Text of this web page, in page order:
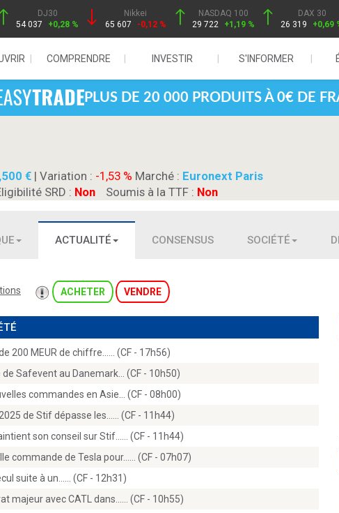
DJ30
54 037
+0,28 %
Nikkei
65 607
-0,12 %
NASDAQ 100
29 722
+1,19 %
DAX 30
26 319
+0,69
COMPRENDRE INVESTIR S'INFORMER
PLUS DE 20 000 PRODUITS À 0€ DE
| Variation : -1,53 % Marché : Euronext Paris
SRD : Non Soumis à la TTF : Non
ACTUALITÉ CONSENSUS SOCIÉTÉ
ACHETER VENDRE
200 MEUR de chiffre...… (CF - 17h56)
Safevent au Danemark… (CF - 10h50)
commandes en Asie… (CF - 08h00)
de Stif dépasse les...… (CF - 11h44)
son conseil sur Stif...… (CF - 11h44)
commande de Tesla pour...… (CF - 07h07)
suite à un...… (CF - 12h31)
majeur avec CATL dans...… (CF - 10h55)